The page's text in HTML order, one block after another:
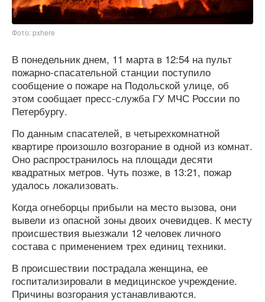
Фото: pxhere
В понедельник днем, 11 марта в 12:54 на пульт
пожарно-спасательной станции поступило
сообщение о пожаре на Подольской улице, об
этом сообщает пресс-служба ГУ МЧС России по
Петербургу.
По данным спасателей, в четырехкомнатной
квартире произошло возгорание в одной из комнат.
Оно распространилось на площади десяти
квадратных метров. Чуть позже, в 13:21, пожар
удалось локализовать.
Когда огнеборцы прибыли на место вызова, они
вывели из опасной зоны двоих очевидцев. К месту
происшествия выезжали 12 человек личного
состава с применением трех единиц техники.
В происшествии пострадала женщина, ее
госпитализировали в медицинское учреждение.
Причины возгорания устанавливаются.